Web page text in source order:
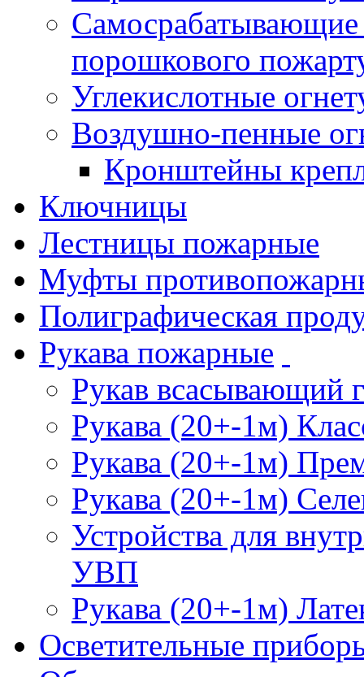
порошкового
Углекислотные
Воздушно-пенные
Кронштейны
Ключницы
Лестницы пожарные
Муфты
Полиграфическая
Рукава пожарные
Рукав всасывающий
Рукава (20+-1м)
Рукава (20+-1м)
Рукава (20+-1м)
Устройства для
УВП
Рукава (20+-1м)
Осветительные